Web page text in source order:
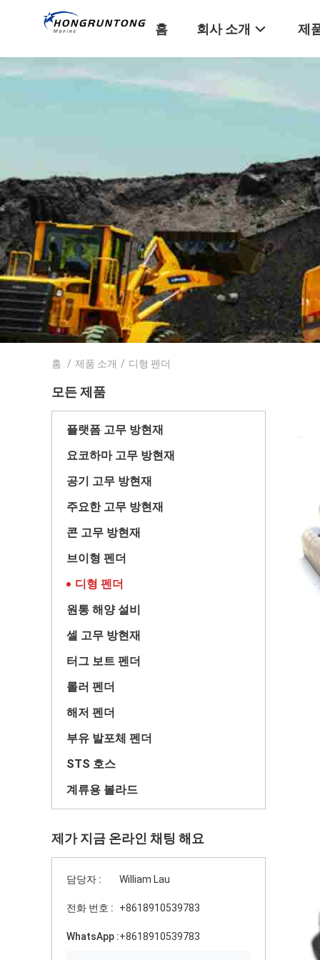
홈 회사 소개 제
홈 / 제품 소개 / 디형 펜더
모든 제품
플랫폼 고무 방현재
요코하마 고무 방현재
공기 고무 방현재
주요한 고무 방현재
콘 고무 방현재
브이형 펜더
디형 펜더
원통 해양 설비
셀 고무 방현재
터그 보트 펜더
롤러 펜더
해저 펜더
부유 발포체 펜더
STS 호스
계류용 볼라드
제가 지금 온라인 채팅 해요
담당자 : William Lau
전화 번호 : +8618910539783
WhatsApp :+8618910539783